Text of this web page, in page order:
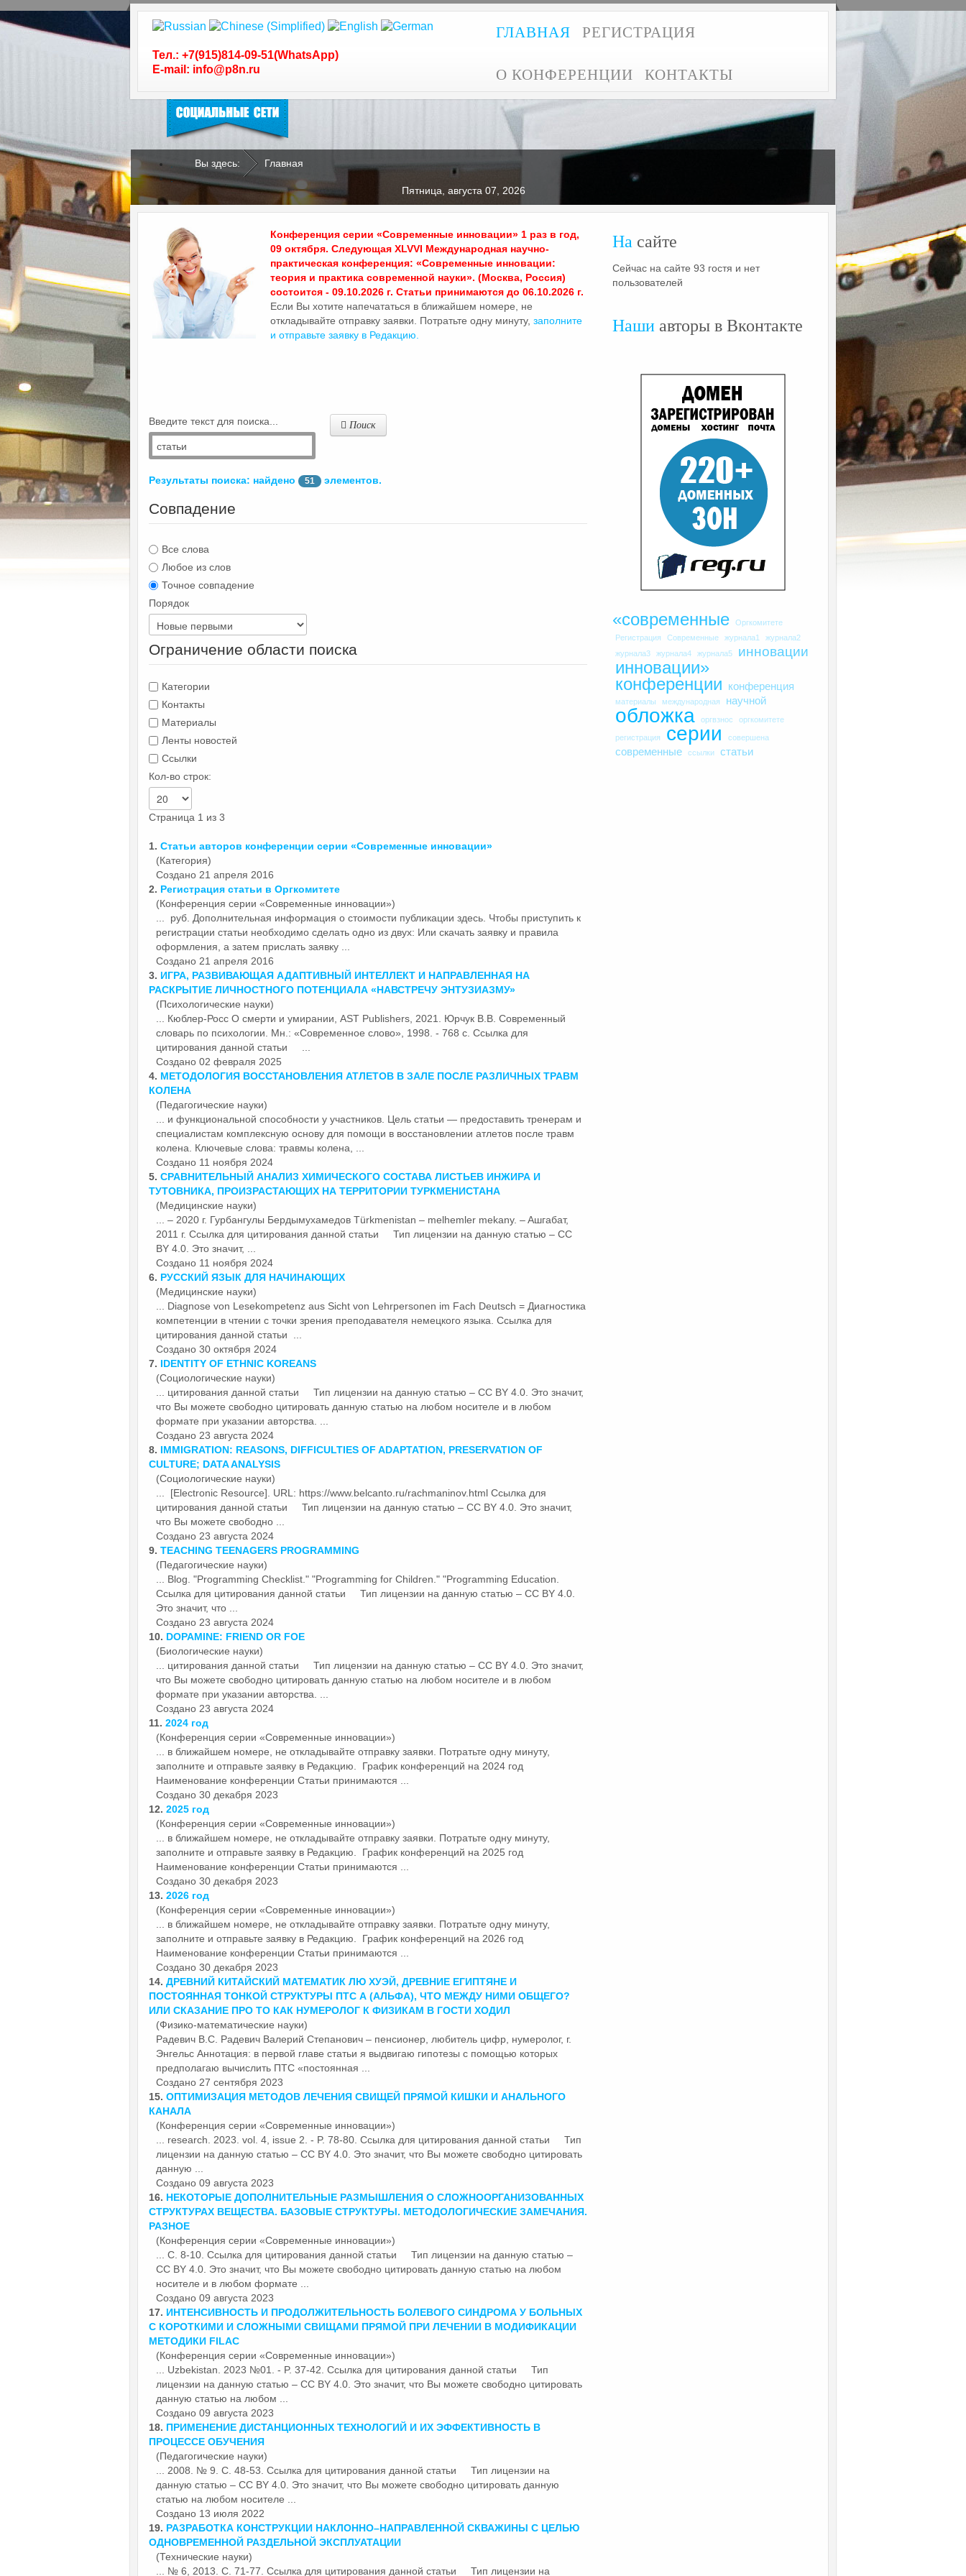
Тел.: +7(915)814-09-51(WhatsApp)
E-mail: info@p8n.ru
ГЛАВНАЯ РЕГИСТРАЦИЯ
О КОНФЕРЕНЦИИ КОНТАКТЫ
Следуйте за нами в
.
Вы здесь: Главная
Пятница, августа 07, 2026
Конференция серии «Современные инновации» 1 раз в год,
09 октября. Следующая XLVVI Международная научно-
практическая конференция: «Современные инновации:
теория и практика современной науки». (Москва, Россия)
состоится - 09.10.2026 г. Статьи принимаются до 06.10.2026 г.
Если Вы хотите напечататься в ближайшем номере, не
откладывайте отправку заявки. Потратьте одну минуту, заполните
и отправьте заявку в Редакцию.
Введите текст для поиска... Поиск
Результаты поиска: найдено 51 элементов.
Совпадение
Все слова
Любое из слов
Точное совпадение
Порядок
Ограничение области поиска
Категории
Контакты
Материалы
Ленты новостей
Ссылки
Кол-во строк:
Страница 1 из 3
1. Статьи авторов конференции серии «Современные инновации»
(Категория)
Создано 21 апреля 2016
2. Регистрация статьи в Оргкомитете
(Конференция серии «Современные инновации»)
... руб. Дополнительная информация о стоимости публикации здесь. Чтобы приступить к
регистрации статьи необходимо сделать одно из двух: Или скачать заявку и правила
оформления, а затем прислать заявку ...
Создано 21 апреля 2016
3. ИГРА, РАЗВИВАЮЩАЯ АДАПТИВНЫЙ ИНТЕЛЛЕКТ И НАПРАВЛЕННАЯ НА
РАСКРЫТИЕ ЛИЧНОСТНОГО ПОТЕНЦИАЛА «НАВСТРЕЧУ ЭНТУЗИАЗМУ»
(Психологические науки)
... Кюблер-Росс О смерти и умирании, AST Publishers, 2021. Юрчук В.В. Современный
словарь по психологии. Мн.: «Современное слово», 1998. - 768 с. Ссылка для
цитирования данной статьи
Создано 02 февраля 2025
4. МЕТОДОЛОГИЯ ВОССТАНОВЛЕНИЯ АТЛЕТОВ В ЗАЛЕ ПОСЛЕ РАЗЛИЧНЫХ ТРАВМ
КОЛЕНА
(Педагогические науки)
... и функциональной способности у участников. Цель статьи — предоставить тренерам и
специалистам комплексную основу для помощи в восстановлении атлетов после травм
колена. Ключевые слова: травмы колена, ...
Создано 11 ноября 2024
5. СРАВНИТЕЛЬНЫЙ АНАЛИЗ ХИМИЧЕСКОГО СОСТАВА ЛИСТЬЕВ ИНЖИРА И
ТУТОВНИКА, ПРОИЗРАСТАЮЩИХ НА ТЕРРИТОРИИ ТУРКМЕНИСТАНА
(Медицинские науки)
... – 2020 г. Гурбангулы Бердымухамедов Türkmenistan – melhemler mekany. – Aшгaбaт,
2011 г. Ссылка для цитирования данной статьи Тип лицензии на данную статью – CC
BY 4.0. Это значит, ...
Создано 11 ноября 2024
6. РУССКИЙ ЯЗЫК ДЛЯ НАЧИНАЮЩИХ
(Медицинские науки)
... Diagnose von Lesekompetenz aus Sicht von Lehrpersonen im Fach Deutsch = Диагностика
компетенции в чтении с точки зрения преподавателя немецкого языка. Ссылка для
цитирования данной статьи
Создано 30 октября 2024
7. IDENTITY OF ETHNIC KOREANS
(Социологические науки)
... цитирования данной статьи Тип лицензии на данную статью – CC BY 4.0. Это значит,
что Вы можете свободно цитировать данную статью на любом носителе и в любом
формате при указании авторства. ...
Создано 23 августа 2024
8. IMMIGRATION: REASONS, DIFFICULTIES OF ADAPTATION, PRESERVATION OF
CULTURE; DATA ANALYSIS
(Социологические науки)
... [Electronic Resource]. URL: https://www.belcanto.ru/rachmaninov.html Ссылка для
цитирования данной статьи Тип лицензии на данную статью – CC BY 4.0. Это значит,
что Вы можете свободно ...
Создано 23 августа 2024
9. TEACHING TEENAGERS PROGRAMMING
(Педагогические науки)
... Blog. "Programming Checklist." "Programming for Children." "Programming Education.
Ссылка для цитирования данной статьи Тип лицензии на данную статью – CC BY 4.0.
Это значит, что ...
Создано 23 августа 2024
10. DOPAMINE: FRIEND OR FOE
(Биологические науки)
... цитирования данной статьи Тип лицензии на данную статью – CC BY 4.0. Это значит,
что Вы можете свободно цитировать данную статью на любом носителе и в любом
формате при указании авторства. ...
Создано 23 августа 2024
11. 2024 год
(Конференция серии «Современные инновации»)
... в ближайшем номере, не откладывайте отправку заявки. Потратьте одну минуту,
заполните и отправьте заявку в Редакцию. График конференций на 2024 год
Наименование конференции Статьи принимаются ...
Создано 30 декабря 2023
12. 2025 год
(Конференция серии «Современные инновации»)
... в ближайшем номере, не откладывайте отправку заявки. Потратьте одну минуту,
заполните и отправьте заявку в Редакцию. График конференций на 2025 год
Наименование конференции Статьи принимаются ...
Создано 30 декабря 2023
13. 2026 год
(Конференция серии «Современные инновации»)
... в ближайшем номере, не откладывайте отправку заявки. Потратьте одну минуту,
заполните и отправьте заявку в Редакцию. График конференций на 2026 год
Наименование конференции Статьи принимаются ...
Создано 30 декабря 2023
14. ДРЕВНИЙ КИТАЙСКИЙ МАТЕМАТИК ЛЮ ХУЭЙ, ДРЕВНИЕ ЕГИПТЯНЕ И
ПОСТОЯННАЯ ТОНКОЙ СТРУКТУРЫ ПТС Α (АЛЬФА), ЧТО МЕЖДУ НИМИ ОБЩЕГО?
ИЛИ СКАЗАНИЕ ПРО ТО КАК НУМЕРОЛОГ К ФИЗИКАМ В ГОСТИ ХОДИЛ
(Физико-математические науки)
Радевич В.С. Радевич Валерий Степанович – пенсионер, любитель цифр, нумеролог, г.
Энгельс Аннотация: в первой главе статьи я выдвигаю гипотезы с помощью которых
предполагаю вычислить ПТС «постоянная ...
Создано 27 сентября 2023
15. ОПТИМИЗАЦИЯ МЕТОДОВ ЛЕЧЕНИЯ СВИЩЕЙ ПРЯМОЙ КИШКИ И АНАЛЬНОГО
КАНАЛА
(Конференция серии «Современные инновации»)
... research. 2023. vol. 4, issue 2. - P. 78-80. Ссылка для цитирования данной статьи Тип
лицензии на данную статью – CC BY 4.0. Это значит, что Вы можете свободно цитировать
данную ...
Создано 09 августа 2023
16. НЕКОТОРЫЕ ДОПОЛНИТЕЛЬНЫЕ РАЗМЫШЛЕНИЯ О СЛОЖНООРГАНИЗОВАННЫХ
СТРУКТУРАХ ВЕЩЕСТВА. БАЗОВЫЕ СТРУКТУРЫ. МЕТОДОЛОГИЧЕСКИЕ ЗАМЕЧАНИЯ.
РАЗНОЕ
(Конференция серии «Современные инновации»)
... С. 8-10. Ссылка для цитирования данной статьи Тип лицензии на данную статью –
CC BY 4.0. Это значит, что Вы можете свободно цитировать данную статью на любом
носителе и в любом формате ...
Создано 09 августа 2023
17. ИНТЕНСИВНОСТЬ И ПРОДОЛЖИТЕЛЬНОСТЬ БОЛЕВОГО СИНДРОМА У БОЛЬНЫХ
С КОРОТКИМИ И СЛОЖНЫМИ СВИЩАМИ ПРЯМОЙ ПРИ ЛЕЧЕНИИ В МОДИФИКАЦИИ
МЕТОДИКИ FILAC
(Конференция серии «Современные инновации»)
... Uzbekistan. 2023 №01. - P. 37-42. Ссылка для цитирования данной статьи Тип
лицензии на данную статью – CC BY 4.0. Это значит, что Вы можете свободно цитировать
данную статью на любом ...
Создано 09 августа 2023
18. ПРИМЕНЕНИЕ ДИСТАНЦИОННЫХ ТЕХНОЛОГИЙ И ИХ ЭФФЕКТИВНОСТЬ В
ПРОЦЕССЕ ОБУЧЕНИЯ
(Педагогические науки)
... 2008. № 9. С. 48-53. Ссылка для цитирования данной статьи Тип лицензии на
данную статью – CC BY 4.0. Это значит, что Вы можете свободно цитировать данную
статью на любом носителе ...
Создано 13 июля 2022
19. РАЗРАБОТКА КОНСТРУКЦИИ НАКЛОННО–НАПРАВЛЕННОЙ СКВАЖИНЫ С ЦЕЛЬЮ
ОДНОВРЕМЕННОЙ РАЗДЕЛЬНОЙ ЭКСПЛУАТАЦИИ
(Технические науки)
... № 6, 2013. С. 71-77. Ссылка для цитирования данной статьи Тип лицензии на
На сайте
Сейчас на сайте 93 гостя и нет
пользователей
Наши авторы в Вконтакте
«современные
Оргкомитете
Регистрация
Современные журнала1
журнала2
журнала3
журнала4 журнала5 инновации
инновации»
конференции
конференция
материалы международная научной
обложка оргвзнос оргкомитете
регистрация серии совершена
современные ссылки статьи